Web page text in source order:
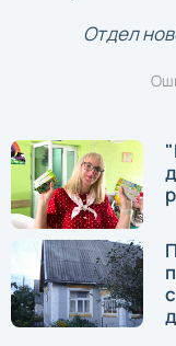
Отдел